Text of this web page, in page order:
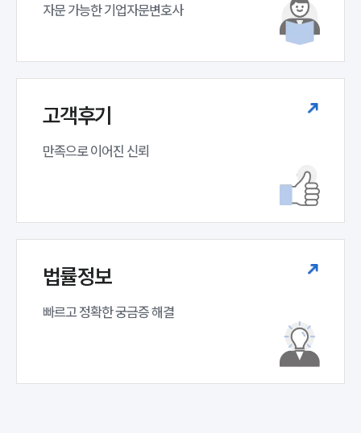
만화로 보는 사례
자문 가능한 기업자문변호사
고객후기
만족으로 이어진 신뢰
법률정보
빠르고 정확한 궁금증 해결